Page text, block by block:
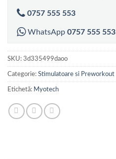
0757 555 553
WhatsApp 0757 555 553
SKU: 3d335499daoo
Categorie: Stimulatoare si Preworkout
Etichetă: Myotech